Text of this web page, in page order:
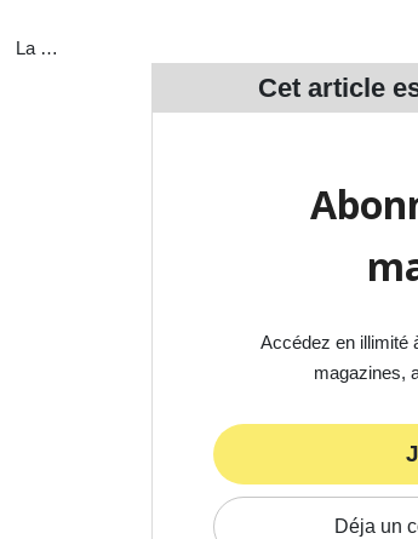
La …
Cet article
Accédez en illimité
magazines,
Déja un